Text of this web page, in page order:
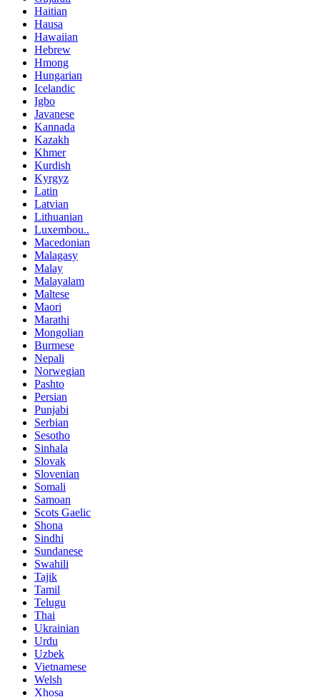
Haitian
Hausa
Hawaiian
Hebrew
Hmong
Hungarian
Icelandic
Igbo
Javanese
Kannada
Kazakh
Khmer
Kurdish
Kyrgyz
Latin
Latvian
Lithuanian
Luxembou..
Macedonian
Malagasy
Malay
Malayalam
Maltese
Maori
Marathi
Mongolian
Burmese
Nepali
Norwegian
Pashto
Persian
Punjabi
Serbian
Sesotho
Sinhala
Slovak
Slovenian
Somali
Samoan
Scots Gaelic
Shona
Sindhi
Sundanese
Swahili
Tajik
Tamil
Telugu
Thai
Ukrainian
Urdu
Uzbek
Vietnamese
Welsh
Xhosa